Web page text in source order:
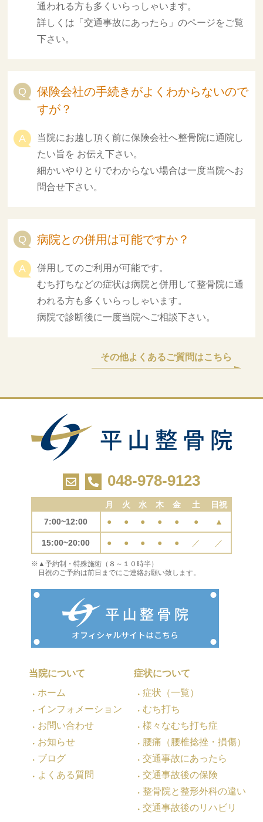
通われる方も多くいらっしゃいます。
詳しくは「交通事故にあったら」のページをご覧
下さい。
保険会社の手続きがよくわからないので
すが？
当院にお越し頂く前に保険会社へ整骨院に通院し
たい旨を お伝え下さい。
細かいやりとりでわからない場合は一度当院へお
問合せ下さい。
病院との併用は可能ですか？
併用してのご利用が可能です。
むち打ちなどの症状は病院と併用して整骨院に通
われる方も多くいらっしゃいます。
病院で診断後に一度当院へご相談下さい。
その他よくあるご質問はこちら
048-978-9123
月 火 水 木 金 土
日祝
7:00~12:00
● ● ● ● ● ● ▲
15:00~20:00 ● ● ● ● ● ／ ／
※▲予約制・特殊施術（８～１０時半）
日祝のご予約は前日までにご連絡お願い致します。
当院について
ホーム
インフォメーション
お問い合わせ
お知らせ
ブログ
よくある質問
症状について
症状（一覧）
むち打ち
様々なむち打ち症
腰痛（腰椎捻挫・損傷）
交通事故にあったら
交通事故後の保険
整骨院と整形外科の違い
交通事故後のリハビリ